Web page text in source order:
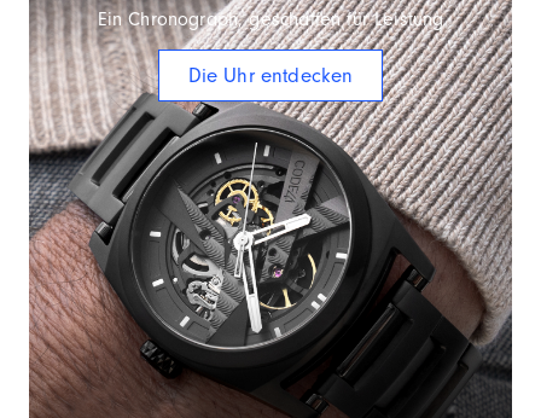
Ein Chronograph, geschaffen für Leistung
Die Uhr entdecken